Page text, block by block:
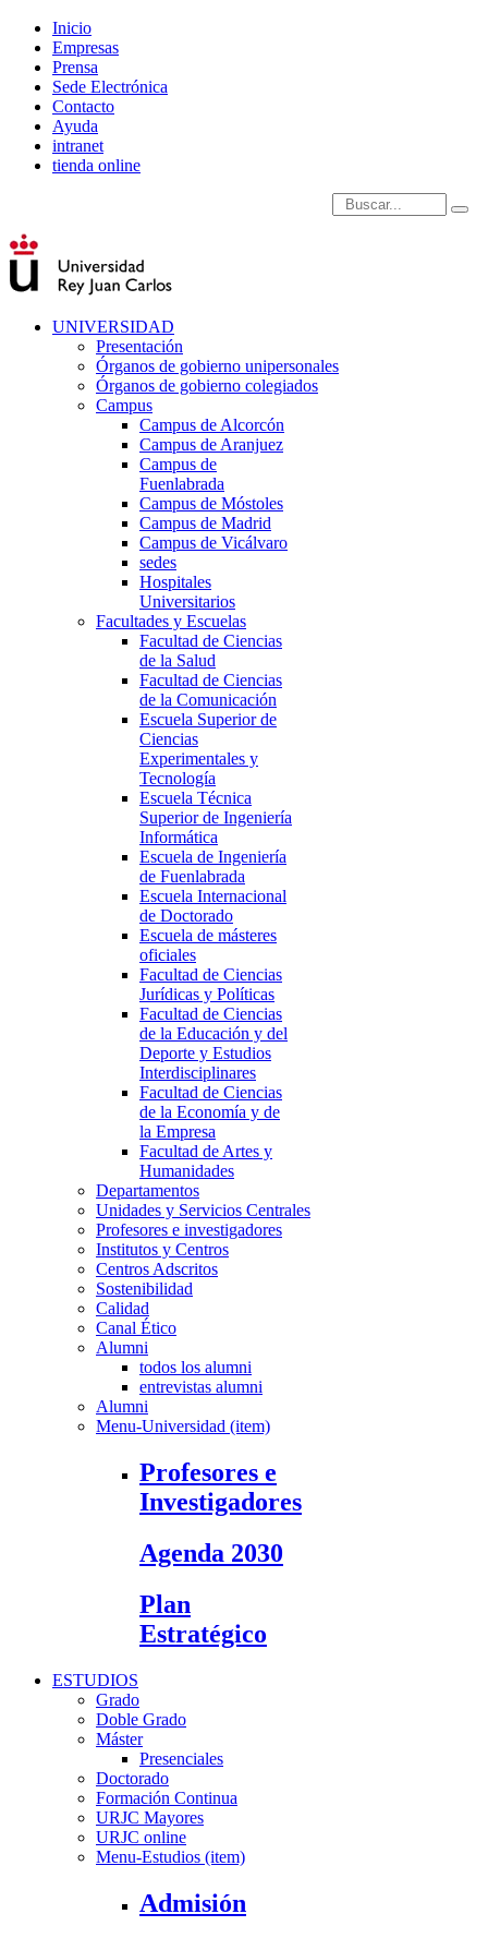
Inicio
Empresas
Prensa
Sede Electrónica
Contacto
Ayuda
intranet
tienda online
Introduce términos de
UNIVERSIDAD
Presentación
Órganos de gobierno unipersonales
Órganos de gobierno colegiados
Campus
Campus de Alcorcón
Campus de Aranjuez
Campus de
Fuenlabrada
Campus de Móstoles
Campus de Madrid
Campus de Vicálvaro
sedes
Hospitales
Universitarios
Facultades y Escuelas
Facultad de Ciencias
de la Salud
Facultad de Ciencias
de la Comunicación
Escuela Superior de
Ciencias
Experimentales y
Tecnología
Escuela Técnica
Superior de Ingeniería
Informática
Escuela de Ingeniería
de Fuenlabrada
Escuela Internacional
de Doctorado
Escuela de másteres
oficiales
Facultad de Ciencias
Jurídicas y Políticas
Facultad de Ciencias
de la Educación y del
Deporte y Estudios
Interdisciplinares
Facultad de Ciencias
de la Economía y de
la Empresa
Facultad de Artes y
Humanidades
Departamentos
Unidades y Servicios Centrales
Profesores e investigadores
Institutos y Centros
Centros Adscritos
Sostenibilidad
Calidad
Canal Ético
Alumni
todos los alumni
entrevistas alumni
Alumni
Menu-Universidad (item)
Profesores e
Investigadores
Agenda 2030
Plan
Estratégico
ESTUDIOS
Grado
Doble Grado
Máster
Presenciales
Doctorado
Formación Continua
URJC Mayores
URJC online
Menu-Estudios (item)
Admisión